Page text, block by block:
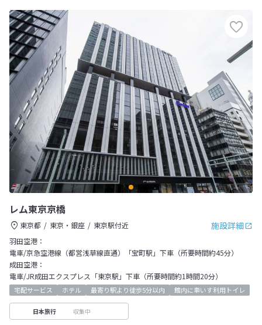
レム東京京橋
施設詳細
東京都 東京・銀座
東京駅付近
羽田空港：
電車/京急空港線（都営浅草線直通）「宝町駅」下車（所要時間約45分）
成田空港：
電車/JR成田エクスプレス「東京駅」下車（所要時間約1時間20分）
宅配サービス ホテル 最寄り駅より徒歩5分以内 館内に車いす利用トイレ
日本旅行 収集中